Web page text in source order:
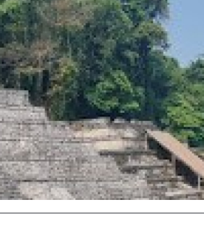
PARQUE DAS AVES EN FOZ
autentico
Binacional de
hospeda en el